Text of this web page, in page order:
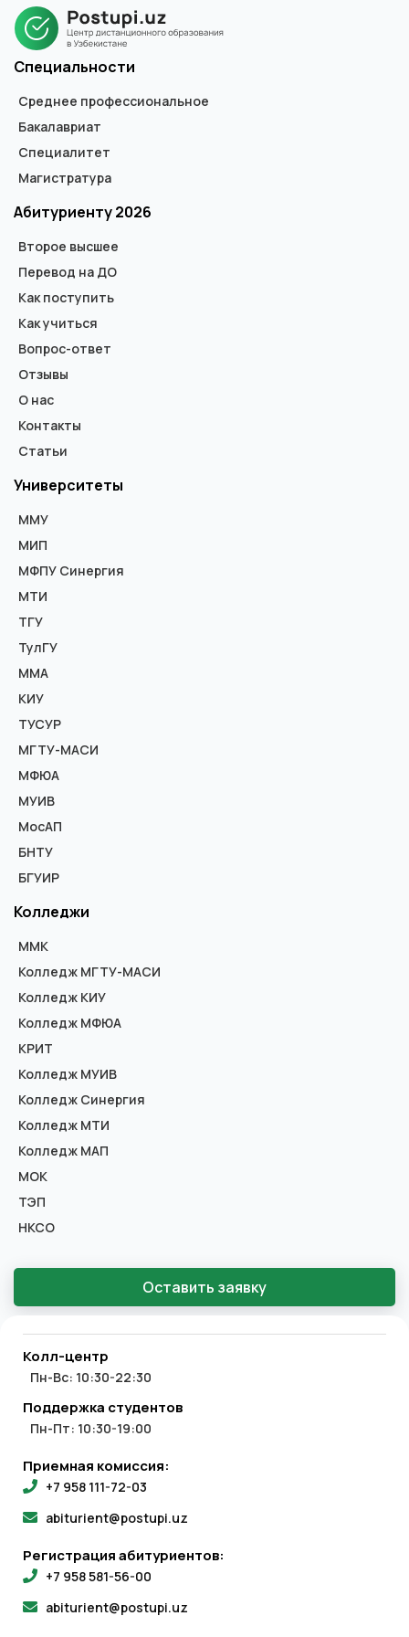
магистра. В дипломе не указывается форма обучения.
Специальности
Среднее профессиональное
Бакалавриат
Специалитет
Магистратура
Абитуриенту 2026
Второе высшее
Перевод на ДО
Как поступить
Как учиться
Вопрос-ответ
Отзывы
О нас
Контакты
Статьи
Университеты
ММУ
МИП
МФПУ Синергия
МТИ
ТГУ
ТулГУ
ММА
КИУ
ТУСУР
МГТУ-МАСИ
МФЮА
МУИВ
МосАП
БНТУ
БГУИР
Колледжи
ММК
Колледж МГТУ-МАСИ
Колледж КИУ
Колледж МФЮА
КРИТ
Колледж МУИВ
Колледж Синергия
Колледж МТИ
Колледж МАП
МОК
ТЭП
НКСО
Оставить заявку
Колл-центр
Пн-Вс: 10:30-22:30
Поддержка студентов
Пн-Пт: 10:30-19:00
Приемная комиссия:
+7 958 111-72-03
abiturient@postupi.uz
Регистрация абитуриентов:
+7 958 581-56-00
abiturient@postupi.uz